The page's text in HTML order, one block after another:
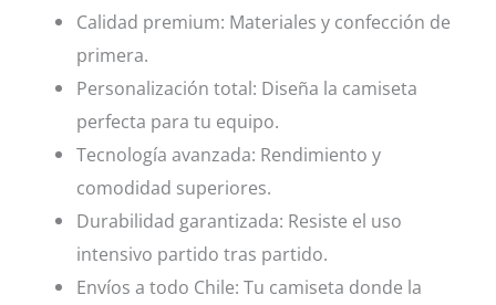
Calidad premium: Materiales y confección de
primera.
Personalización total: Diseña la camiseta
perfecta para tu equipo.
Tecnología avanzada: Rendimiento y
comodidad superiores.
Durabilidad garantizada: Resiste el uso
intensivo partido tras partido.
Envíos a todo Chile: Tu camiseta donde la